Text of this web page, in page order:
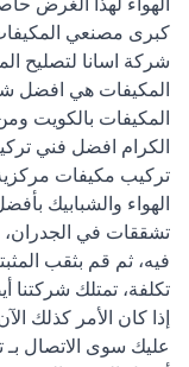
كبرى مصنعي
شركة اسانا لتصليح
المكيفات هي افضل
المكيفات بالكويت
الكرام افضل فني
تركيب مكيفات
الهواء والشبابيك
تشققات في الجدران،
فيه، ثم قم بثقب
تكلفة، تمتلك
إذا كان الأمر كذلك
عليك سوى الاتصال